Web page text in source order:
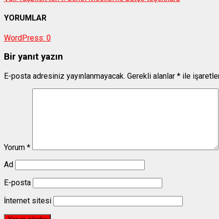
YORUMLAR
WordPress: 0
Bir yanıt yazın
E-posta adresiniz yayınlanmayacak. Gerekli alanlar * ile
Yorum *
Ad
E-posta
İnternet sitesi